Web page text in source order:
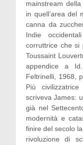
mainstream
in quell’area del
canna da
Indie
corruttrice che si
Toussaint
appendice a
Feltrinelli, 1968,
Più
scriveva James:
già nel
modernità e
finire del secolo
rivoluzione di